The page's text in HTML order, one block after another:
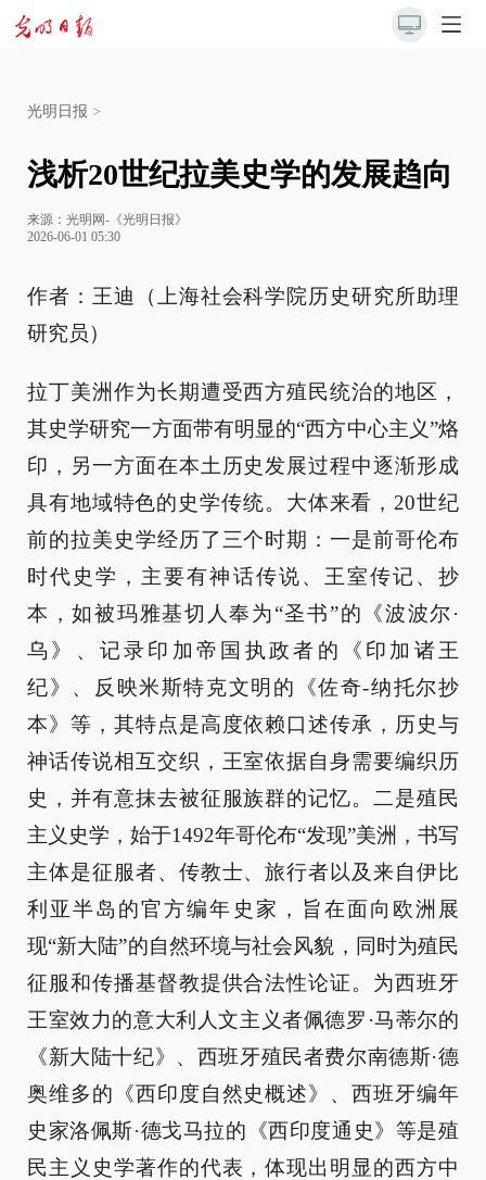
光明日报 >
浅析20世纪拉美史学的发展趋向
来源： 光明网-《光明日报》
2026-06-01 05:30
作者：王迪（上海社会科学院历史研究所助理
研究员）
拉丁美洲作为长期遭受西方殖民统治的地区，
其史学研究一方面带有明显的“西方中心主义”烙
印，另一方面在本土历史发展过程中逐渐形成
具有地域特色的史学传统。大体来看，20世纪
前的拉美史学经历了三个时期：一是前哥伦布
时代史学，主要有神话传说、王室传记、抄
本，如被玛雅基切人奉为“圣书”的《波波尔·
乌》、记录印加帝国执政者的《印加诸王
纪》、反映米斯特克文明的《佐奇-纳托尔抄
本》等，其特点是高度依赖口述传承，历史与
神话传说相互交织，王室依据自身需要编织历
史，并有意抹去被征服族群的记忆。二是殖民
主义史学，始于1492年哥伦布“发现”美洲，书写
主体是征服者、传教士、旅行者以及来自伊比
利亚半岛的官方编年史家，旨在面向欧洲展
现“新大陆”的自然环境与社会风貌，同时为殖民
征服和传播基督教提供合法性论证。为西班牙
王室效力的意大利人文主义者佩德罗·马蒂尔的
《新大陆十纪》、西班牙殖民者费尔南德斯·德
奥维多的《西印度自然史概述》、西班牙编年
史家洛佩斯·德戈马拉的《西印度通史》等是殖
民主义史学著作的代表，体现出明显的西方中